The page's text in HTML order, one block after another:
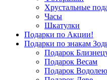
Хрустальные
Часы
Шкатулки
Подарки по Акции!
Подарки по знакам
Подарок
Подарок Весам
Подарок Водолею